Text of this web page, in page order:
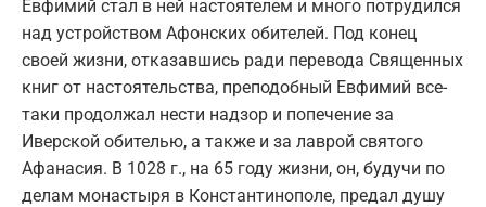
Евфимий стал в ней настоятелем и много потрудился
над устройством Афонских обителей. Под конец
своей жизни, отказавшись ради перевода Священных
книг от настоятельства, преподобный Евфимий все-
таки продолжал нести надзор и попечение за
Иверской обителью, а также и за лаврой святого
Афанасия. В 1028 г., на 65 году жизни, он, будучи по
делам монастыря в Константинополе, предал душу